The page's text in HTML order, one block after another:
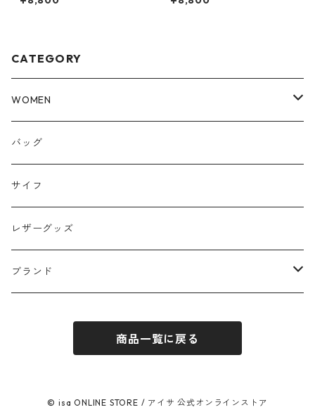
レディース メンズ ジョンブル
メンズ ジョンブル JT252C02
CATEGORY
WOMEN
トップス
パンツ
スカート
アウター
バッグ
サイフ
レザーグッズ
ブランド
JHON BULL / ジョンブル
blue willow / ブルーウィロー
商品一覧に戻る
© isa ONLINE STORE / アイサ 公式オンラインストア